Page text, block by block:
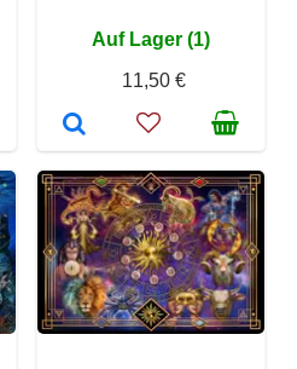
Auf Lager (1)
11,50 €